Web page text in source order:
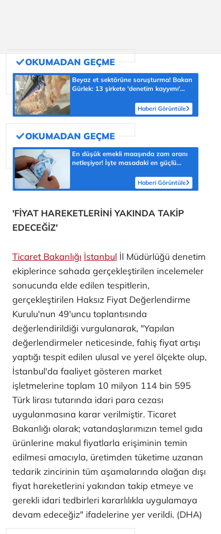
Beyaz et sektörüne soruşturma! Bakan
Gürlek: 13 şirkete 'denetim kayyımı'
Haberi Görüntüle
En düşük emekli maaşında zam oranı
netleşiyor! İşte masadaki en güçlü
Haberi Görüntüle
'FİYAT HAREKETLERİNİ YAKINDA TAKİP
EDECEĞİZ'
Ticaret Bakanlığı İstanbul İl Müdürlüğü denetim
ekiplerince sahada gerçekleştirilen incelemeler
sonucunda elde edilen tespitlerin,
gerçekleştirilen Haksız Fiyat Değerlendirme
Kurulu'nun 49'uncu toplantısında
değerlendirildiği vurgulanarak, "Yapılan
değerlendirmeler neticesinde, fahiş fiyat artışı
yaptığı tespit edilen ulusal ve yerel ölçekte olup,
İstanbul'da faaliyet gösteren market
işletmelerine toplam 10 milyon 114 bin 595
Türk lirası tutarında idari para cezası
uygulanmasına karar verilmiştir. Ticaret
Bakanlığı olarak; vatandaşlarımızın temel gıda
ürünlerine makul fiyatlarla erişiminin temin
edilmesi amacıyla, üretimden tüketime uzanan
tedarik zincirinin tüm aşamalarında olağan dışı
fiyat hareketlerini yakından takip etmeye ve
gerekli idari tedbirleri kararlılıkla uygulamaya
devam edeceğiz" ifadelerine yer verildi. (DHA)